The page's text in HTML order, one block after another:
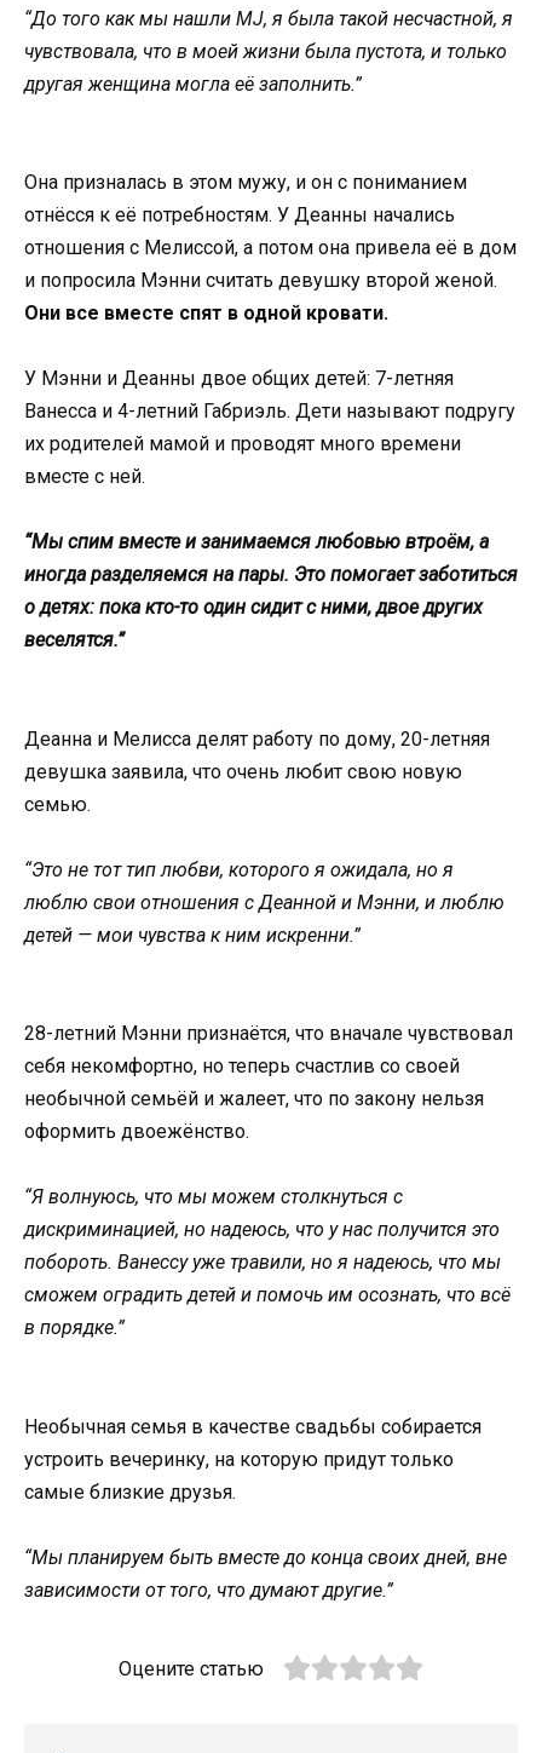
“До того как мы нашли MJ, я была такой несчастной, я
чувствовала, что в моей жизни была пустота, и только
другая женщина могла её заполнить.”
Она призналась в этом мужу, и он с пониманием
отнёсся к её потребностям. У Деанны начались
отношения с Мелиссой, а потом она привела её в дом
и попросила Мэнни считать девушку второй женой.
Они все вместе спят в одной кровати.
У Мэнни и Деанны двое общих детей: 7-летняя
Ванесса и 4-летний Габриэль. Дети называют подругу
их родителей мамой и проводят много времени
вместе с ней.
“Мы спим вместе и занимаемся любовью втроём, а
иногда разделяемся на пары. Это помогает заботиться
о детях: пока кто-то один сидит с ними, двое других
веселятся.”
Деанна и Мелисса делят работу по дому, 20-летняя
девушка заявила, что очень любит свою новую
семью.
“Это не тот тип любви, которого я ожидала, но я
люблю свои отношения с Деанной и Мэнни, и люблю
детей — мои чувства к ним искренни.”
28-летний Мэнни признаётся, что вначале чувствовал
себя некомфортно, но теперь счастлив со своей
необычной семьёй и жалеет, что по закону нельзя
оформить двоежёнство.
“Я волнуюсь, что мы можем столкнуться с
дискриминацией, но надеюсь, что у нас получится это
побороть. Ванессу уже травили, но я надеюсь, что мы
сможем оградить детей и помочь им осознать, что всё
в порядке.”
Необычная семья в качестве свадьбы собирается
устроить вечеринку, на которую придут только
самые близкие друзья.
“Мы планируем быть вместе до конца своих дней, вне
зависимости от того, что думают другие.”
Оцените статью